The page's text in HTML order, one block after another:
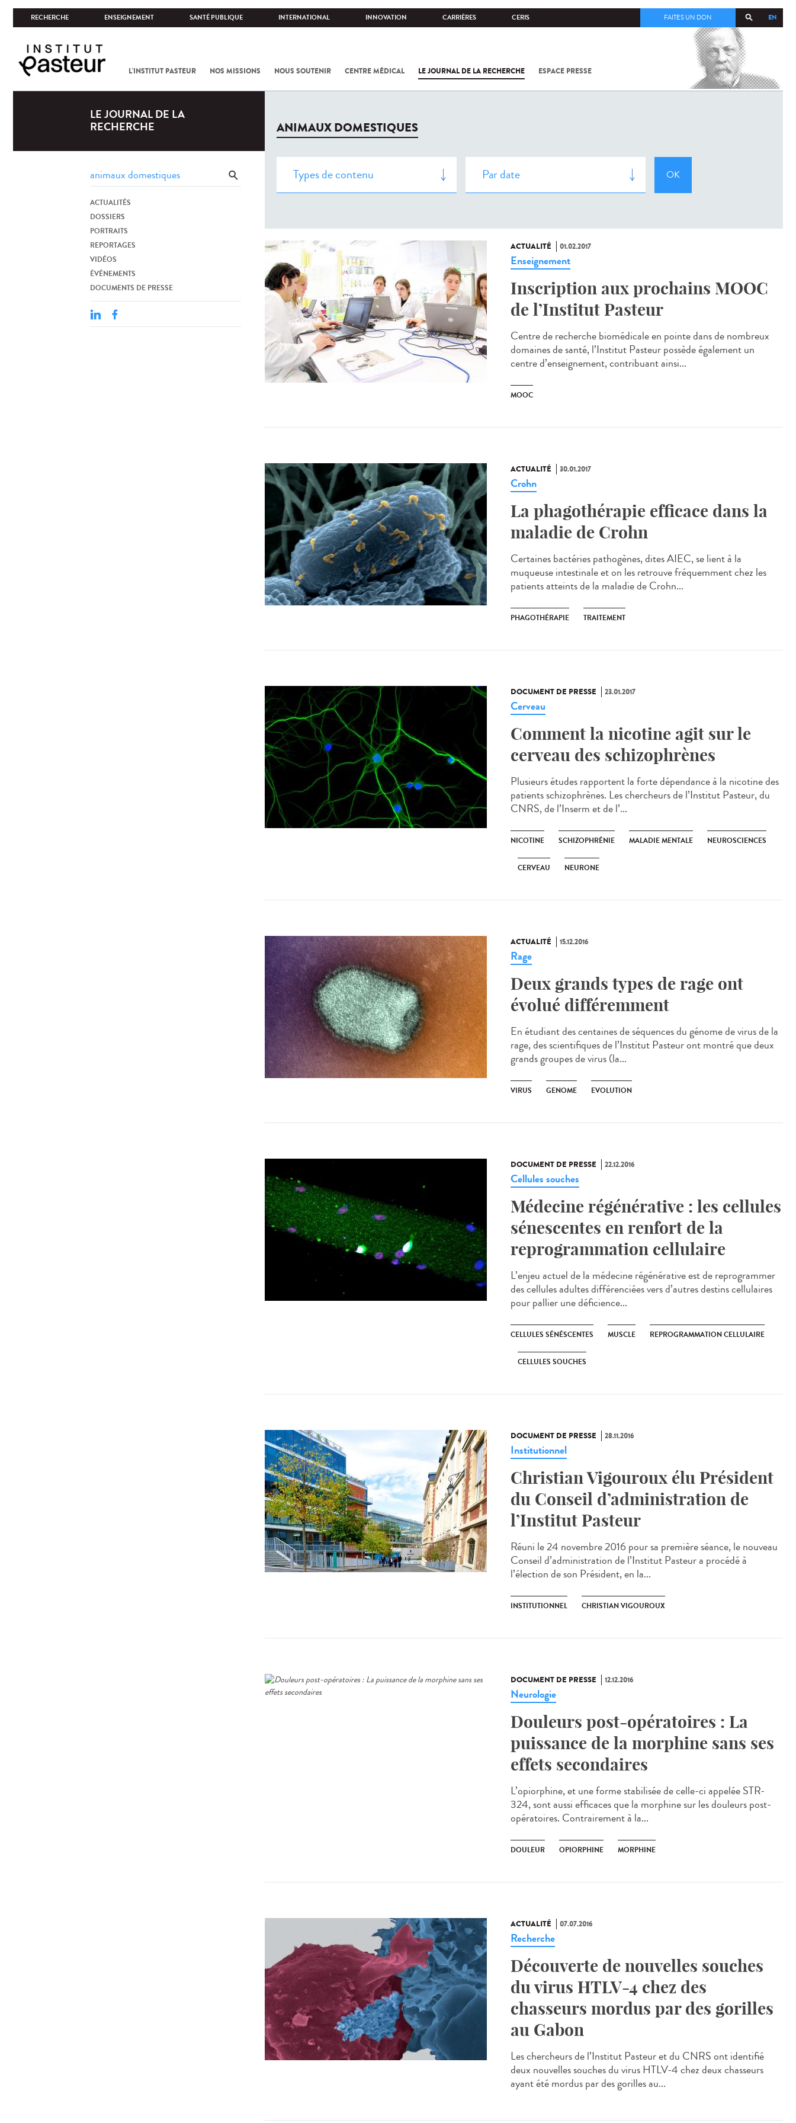
RECHERCHE ENSEIGNEMENT SANTÉ PUBLIQUE INTERNATIONAL INNOVATION CARRIÈRES CERIS EN
FAITES UN DON
L'INSTITUT PASTEUR NOS MISSIONS NOUS SOUTENIR CENTRE MÉDICAL LE JOURNAL DE LA RECHERCHE ESPACE PRESSE
COV-2 /
LE JOURNAL DE LA
RECHERCHE
ACTUALITÉS
DOSSIERS
PORTRAITS
REPORTAGES
VIDÉOS
ÉVÉNEMENTS
DOCUMENTS DE PRESSE
ANIMAUX DOMESTIQUES
ACTUALITÉ 01.02.2017
Enseignement
Inscription aux prochains MOOC
de l’Institut Pasteur
Centre de recherche biomédicale en pointe dans de nombreux
domaines de santé, l’Institut Pasteur possède également un
centre d’enseignement, contribuant ainsi...
MOOC
ACTUALITÉ 30.01.2017
Crohn
La phagothérapie efficace dans la
maladie de Crohn
Certaines bactéries pathogènes, dites AIEC, se lient à la
muqueuse intestinale et on les retrouve fréquemment chez les
patients atteints de la maladie de Crohn...
PHAGOTHÉRAPIE TRAITEMENT
DOCUMENT DE PRESSE 23.01.2017
Cerveau
Comment la nicotine agit sur le
cerveau des schizophrènes
Plusieurs études rapportent la forte dépendance à la nicotine des
patients schizophrènes. Les chercheurs de l’Institut Pasteur, du
CNRS, de l’Inserm et de l’...
NICOTINE SCHIZOPHRÉNIE MALADIE MENTALE NEUROSCIENCES
CERVEAU NEURONE
ACTUALITÉ 15.12.2016
Rage
Deux grands types de rage ont
évolué différemment
En étudiant des centaines de séquences du génome de virus de la
rage, des scientifiques de l’Institut Pasteur ont montré que deux
grands groupes de virus (la...
VIRUS GENOME EVOLUTION
DOCUMENT DE PRESSE 22.12.2016
Cellules souches
Médecine régénérative : les cellules
sénescentes en renfort de la
reprogrammation cellulaire
L’enjeu actuel de la médecine régénérative est de reprogrammer
des cellules adultes différenciées vers d’autres destins cellulaires
pour pallier une déficience...
CELLULES SÉNÉSCENTES MUSCLE REPROGRAMMATION CELLULAIRE
CELLULES SOUCHES
DOCUMENT DE PRESSE 28.11.2016
Institutionnel
Christian Vigouroux élu Président
du Conseil d’administration de
l’Institut Pasteur
Réuni le 24 novembre 2016 pour sa première séance, le nouveau
Conseil d’administration de l’Institut Pasteur a procédé à
l’élection de son Président, en la...
INSTITUTIONNEL CHRISTIAN VIGOUROUX
DOCUMENT DE PRESSE 12.12.2016
Neurologie
Douleurs post-opératoires : La
puissance de la morphine sans ses
effets secondaires
L’opiorphine, et une forme stabilisée de celle-ci appelée STR-
324, sont aussi efficaces que la morphine sur les douleurs post-
opératoires. Contrairement à la...
DOULEUR OPIORPHINE MORPHINE
ACTUALITÉ 07.07.2016
Recherche
Découverte de nouvelles souches
du virus HTLV-4 chez des
chasseurs mordus par des gorilles
au Gabon
Les chercheurs de l’Institut Pasteur et du CNRS ont identifié
deux nouvelles souches du virus HTLV-4 chez deux chasseurs
ayant été mordus par des gorilles au...